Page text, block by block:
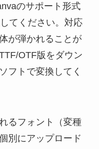
のサポート形式
てください。対応
が弾かれることが
OTF版をダウン
フトで変換してく
るフォント（変種
別にアップロード